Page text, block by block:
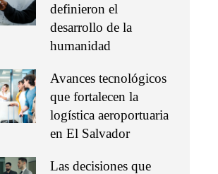
definieron el
desarrollo de la
humanidad
Avances tecnológicos
que fortalecen la
logística aeroportuaria
en El Salvador
Las decisiones que